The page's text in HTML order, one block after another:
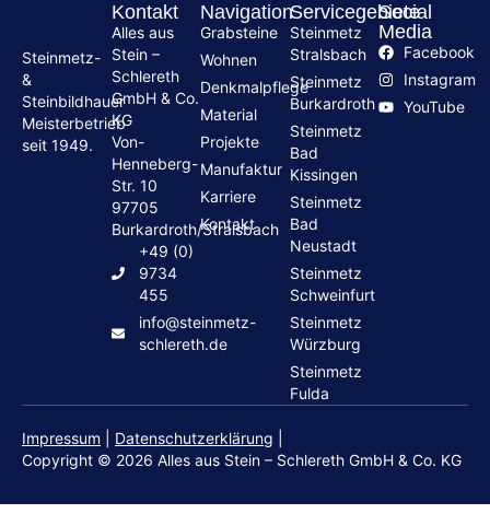
Steinmetz-
&
Steinbildhauer
Meisterbetrieb
seit 1949.
Kontakt
Alles aus
Stein –
Schlereth
GmbH & Co.
KG
Von-
Henneberg-
Str. 10
97705
Burkardroth/Stralsbach
+49 (0)
9734
455
info@steinmetz-
schlereth.de
Navigation
Grabsteine
Wohnen
Denkmalpflege
Material
Projekte
Manufaktur
Karriere
Kontakt
Servicegebiete
Steinmetz
Stralsbach
Steinmetz
Burkardroth
Steinmetz
Bad
Kissingen
Steinmetz
Bad
Neustadt
Steinmetz
Schweinfurt
Steinmetz
Würzburg
Steinmetz
Fulda
Social
Media
Facebook
Instagram
YouTube
Copyright © 2026 Alles aus Stein – Schlereth GmbH & Co. KG
Impressum Datenschutzerklärung